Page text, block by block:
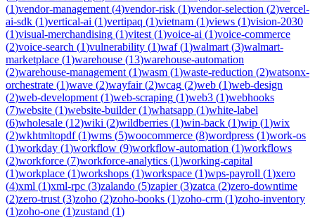
(1)vendor-management (4)vendor-risk (1)vendor-selection (2)vercel-
ai-sdk (1)vertical-ai (1)vertipaq (1)vietnam (1)views (1)vision-2030
(1)visual-merchandising (1)vitest (1)voice-ai (1)voice-commerce
(2)voice-search (1)vulnerability (1)waf(1)walmart (3)walmart-
marketplace (1)warehouse (13)warehouse-automation
(2)warehouse-management (1)wasm (1)waste-reduction (2)watsonx-
orchestrate (1)wave (2)wayfair(2)wcag (2)web (1)web-design
(2)web-development (1)web-scraping (1)web3 (1)webhooks
(7)website (1)website-builder(1)whatsapp (1)white-label
(6)wholesale (12)wiki (2)wildberries (1)win-back (1)wip (1)wix
(2)wkhtmltopdf(1)wms (5)woocommerce (8)wordpress (1)work-os
(1)workday (1)workflow (9)workflow-automation (1)workflows
(2)workforce (7)workforce-analytics (1)working-capital
(1)workplace (1)workshops (1)workspace (1)wps-payroll (1)xero
(4)xml (1)xml-rpc (3)zalando (5)zapier(3)zatca (2)zero-downtime
(2)zero-trust (3)zoho (2)zoho-books (1)zoho-crm (1)zoho-inventory
(1)zoho-one (1)zustand (1)